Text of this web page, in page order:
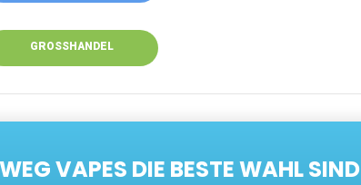
GROSSHANDEL
VAPES DIE BESTE WAHL SIND